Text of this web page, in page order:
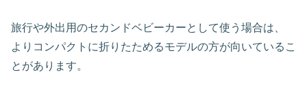
旅行や外出用のセカンドベビーカーとして使う場合は、
よりコンパクトに折りたためるモデルの方が向いているこ
とがあります。